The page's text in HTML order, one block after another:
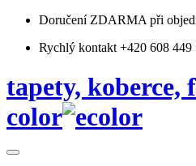
Doručení ZDARMA při
Rychlý kontakt +420 608 449
tapety, koberce,
color